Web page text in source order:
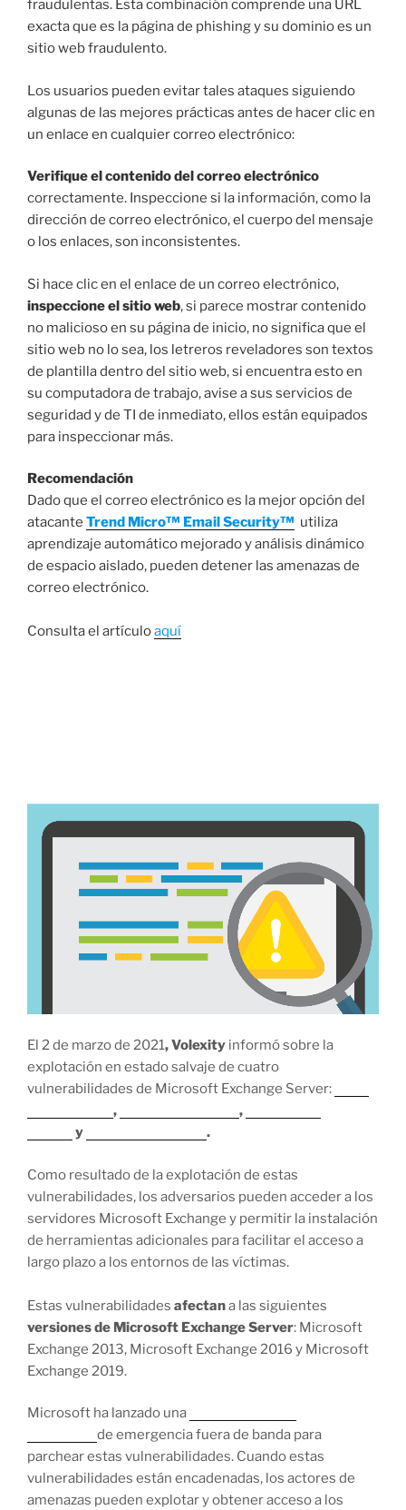
fraudulentas. Esta combinación comprende una URL
exacta que es la página de phishing y su dominio es un
sitio web fraudulento.
Los usuarios pueden evitar tales ataques siguiendo
algunas de las mejores prácticas antes de hacer clic en
un enlace en cualquier correo electrónico:
Verifique el contenido del correo electrónico
correctamente. Inspeccione si la información, como la
dirección de correo electrónico, el cuerpo del mensaje
o los enlaces, son inconsistentes.
Si hace clic en el enlace de un correo electrónico,
inspeccione el sitio web, si parece mostrar contenido
no malicioso en su página de inicio, no significa que el
sitio web no lo sea, los letreros reveladores son textos
de plantilla dentro del sitio web, si encuentra esto en
su computadora de trabajo, avise a sus servicios de
seguridad y de TI de inmediato, ellos están equipados
para inspeccionar más.
Recomendación
Dado que el correo electrónico es la mejor opción del
atacante Trend Micro™ Email Security™ utiliza
aprendizaje automático mejorado y análisis dinámico
de espacio aislado, pueden detener las amenazas de
correo electrónico.
Consulta el artículoaquí
El 2 de marzo de 2021, Volexity informó sobre la
explotación en estado salvaje de cuatro
vulnerabilidades de Microsoft Exchange Server:
, ,
y .
Como resultado de la explotación de estas
vulnerabilidades, los adversarios pueden acceder a los
servidores Microsoft Exchange y permitir la instalación
de herramientas adicionales para facilitar el acceso a
largo plazo a los entornos de las víctimas.
Estas vulnerabilidades afectana las siguientes
versiones de Microsoft Exchange Server: Microsoft
Exchange 2013, Microsoft Exchange 2016 y Microsoft
Exchange 2019.
Microsoft ha lanzado una
de emergencia fuera de banda para
parchear estas vulnerabilidades. Cuando estas
vulnerabilidades están encadenadas, los actores de
amenazas pueden explotar y obtener acceso a los